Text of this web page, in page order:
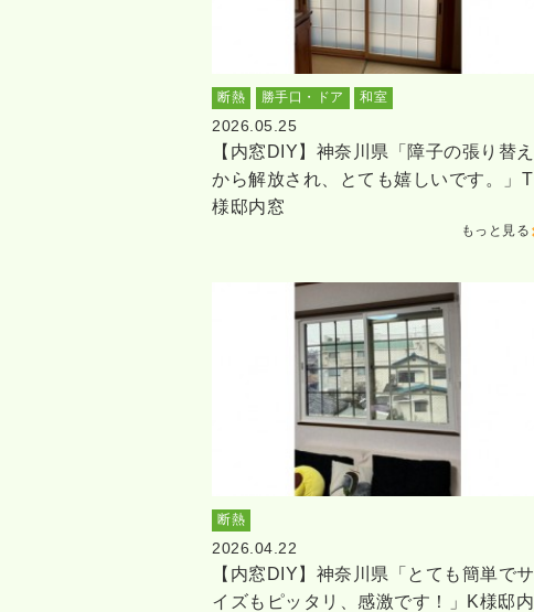
断熱 勝手口・ドア 和室
2026.05.25
【内窓DIY】神奈川県「障子の張り替え
から解放され、とても嬉しいです。」T
様邸内窓
もっと見る
断熱
2026.04.22
【内窓DIY】神奈川県「とても簡単でサ
イズもピッタリ、感激です！」K様邸内